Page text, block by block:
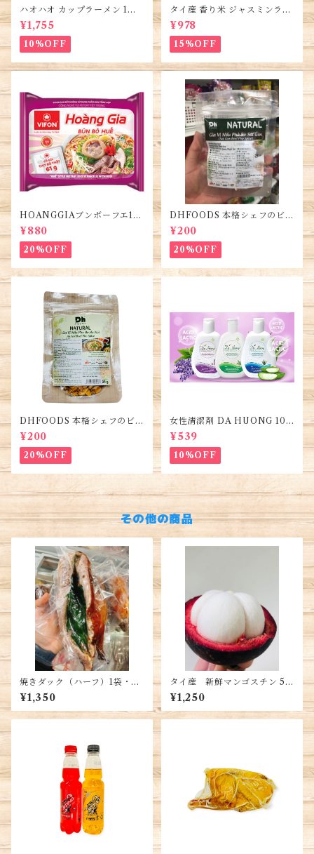
ハオハオ カップラーメン 1箱 1
2個入り・Hao Hao Instant
Noodles・Mì Hảo Hảo cốc
¥1,755
10%OFF
タイ産 香り米 ジャスミンライ
ス450g (2袋)・Thai Jasmine
Rice・Gao Thai
¥978
15%OFF
HOANGGIAブンボーフエ12
0g (5袋)・Bún Bò Huế
¥880
20%OFF
DHFOODS 本格シェフのビー
フフォーのセット・Gia Vị Ph
ở Bò Sài Gòn
¥200
20%OFF
DHFOODS 本格シェフのビー
フフォーのセット・Gia Vị Ph
ở Bò Hà Nội
¥200
20%OFF
女性清潔剤 DA HUONG 100
ml 1本・Women's Cleanse
r・Dung dịch vệ sinh phụ n
ữ
¥539
10%OFF
その他の商品
焼きダック（ハーフ）1袋・Ro
ast Duck (Half)・Vịt Quay
Nửa Con
¥1,350
タイ産 新鮮マンゴスチン 5玉
入り 約400g/バッグ・Thai
Fresh Mangosteen ・Măng
cụt tươi
¥1,250